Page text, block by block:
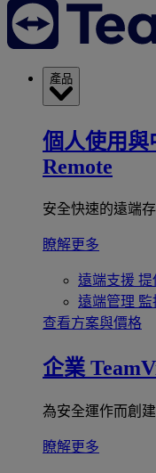
產品
個人使用與
Remote
安全快速的遠端
瞭解更多
遠端支援 提
遠端管理 監
查看方案與價格
企業
為安全運作而創
瞭解更多